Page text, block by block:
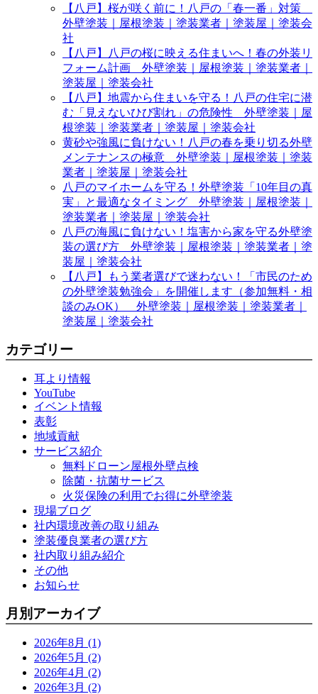
【八戸】桜が咲く前に！八戸の「春一番」対策
外壁塗装｜屋根塗装｜塗装業者｜塗装屋｜塗装会
社
【八戸】八戸の桜に映える住まいへ！春の外装リ
フォーム計画 外壁塗装｜屋根塗装｜塗装業者｜
塗装屋｜塗装会社
【八戸】地震から住まいを守る！八戸の住宅に潜
む「見えないひび割れ」の危険性 外壁塗装｜屋
根塗装｜塗装業者｜塗装屋｜塗装会社
黄砂や強風に負けない！八戸の春を乗り切る外壁
メンテナンスの極意 外壁塗装｜屋根塗装｜塗装
業者｜塗装屋｜塗装会社
八戸のマイホームを守る！外壁塗装「10年目の真
実」と最適なタイミング 外壁塗装｜屋根塗装｜
塗装業者｜塗装屋｜塗装会社
八戸の海風に負けない！塩害から家を守る外壁塗
装の選び方 外壁塗装｜屋根塗装｜塗装業者｜塗
装屋｜塗装会社
【八戸】もう業者選びで迷わない！「市民のため
の外壁塗装勉強会」を開催します（参加無料・相
談のみOK） 外壁塗装｜屋根塗装｜塗装業者｜
塗装屋｜塗装会社
カテゴリー
耳より情報
YouTube
イベント情報
表彰
地域貢献
サービス紹介
無料ドローン屋根外壁点検
除菌・抗菌サービス
火災保険の利用でお得に外壁塗装
現場ブログ
社内環境改善の取り組み
塗装優良業者の選び方
社内取り組み紹介
その他
お知らせ
月別アーカイブ
2026年8月 (1)
2026年5月 (2)
2026年4月 (2)
2026年3月 (2)